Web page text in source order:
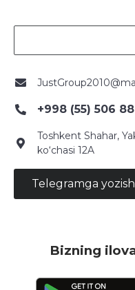
+998 (55) 506
Toshkent Shahar,
ko‘chasi 12A
Telegramga yozish
Bizning